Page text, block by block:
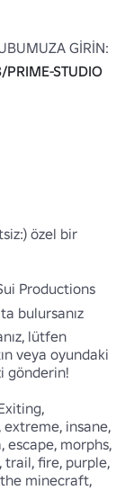
STUDIO
özel bir
Productions
bulursanız
lütfen
veya oyundaki
gönderin!
extreme, insane,
escape, morphs,
trail, fire, purple,
the minecraft,